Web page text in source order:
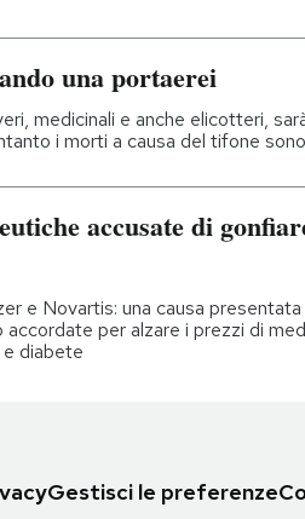
una portaerei
medicinali e anche elicotteri,
i morti a causa del tifone
accusate di
e Novartis: una causa
per alzare i prezzi di
diabete
Gestisci le preferenze